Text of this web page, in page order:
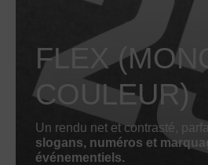
FLEX (MONO
COULEUR)
Un rendu net et contrasté,
slogans, numéros et
événementiels.